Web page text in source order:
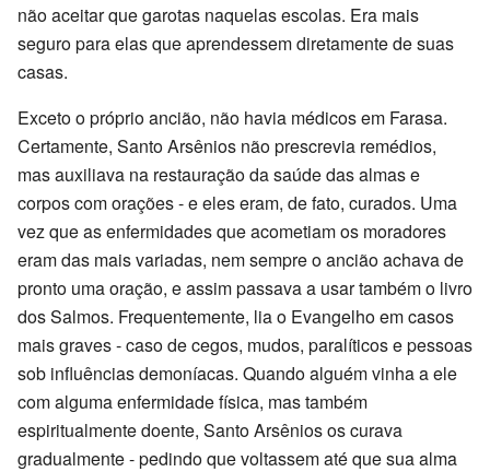
não aceitar que garotas naquelas escolas. Era mais
seguro para elas que aprendessem diretamente de suas
casas.
Exceto o próprio ancião, não havia médicos em Farasa.
Certamente, Santo Arsênios não prescrevia remédios,
mas auxiliava na restauração da saúde das almas e
corpos com orações - e eles eram, de fato, curados. Uma
vez que as enfermidades que acometiam os moradores
eram das mais variadas, nem sempre o ancião achava de
pronto uma oração, e assim passava a usar também o livro
dos Salmos. Frequentemente, lia o Evangelho em casos
mais graves - caso de cegos, mudos, paralíticos e pessoas
sob influências demoníacas. Quando alguém vinha a ele
com alguma enfermidade física, mas também
espiritualmente doente, Santo Arsênios os curava
gradualmente - pedindo que voltassem até que sua alma